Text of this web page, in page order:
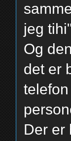
jeg
Og
det er
Der er